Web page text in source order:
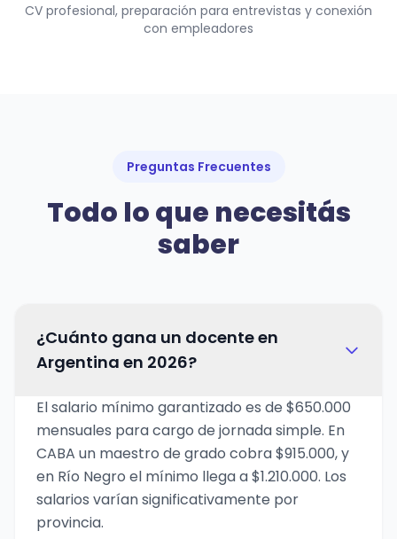
CV profesional, preparación para entrevistas y conexión
con empleadores
Preguntas Frecuentes
Todo lo que necesitás
saber
¿Cuánto gana un docente en
Argentina en 2026?
El salario mínimo garantizado es de $650.000
mensuales para cargo de jornada simple. En
CABA un maestro de grado cobra $915.000, y
en Río Negro el mínimo llega a $1.210.000. Los
salarios varían significativamente por
provincia.